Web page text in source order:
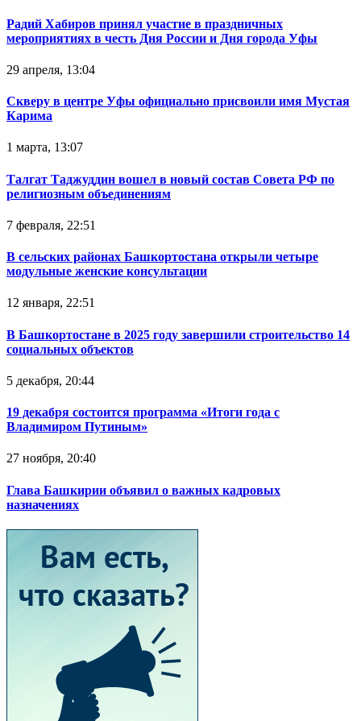
Радий Хабиров принял участие в праздничных
мероприятиях в честь Дня России и Дня города Уфы
29 апреля, 13:04
Скверу в центре Уфы официально присвоили имя Мустая
Карима
1 марта, 13:07
Талгат Таджуддин вошел в новый состав Совета РФ по
религиозным объединениям
7 февраля, 22:51
В сельских районах Башкортостана открыли четыре
модульные женские консультации
12 января, 22:51
В Башкортостане в 2025 году завершили строительство 14
социальных объектов
5 декабря, 20:44
19 декабря состоится программа «Итоги года с
Владимиром Путиным»
27 ноября, 20:40
Глава Башкирии объявил о важных кадровых
назначениях